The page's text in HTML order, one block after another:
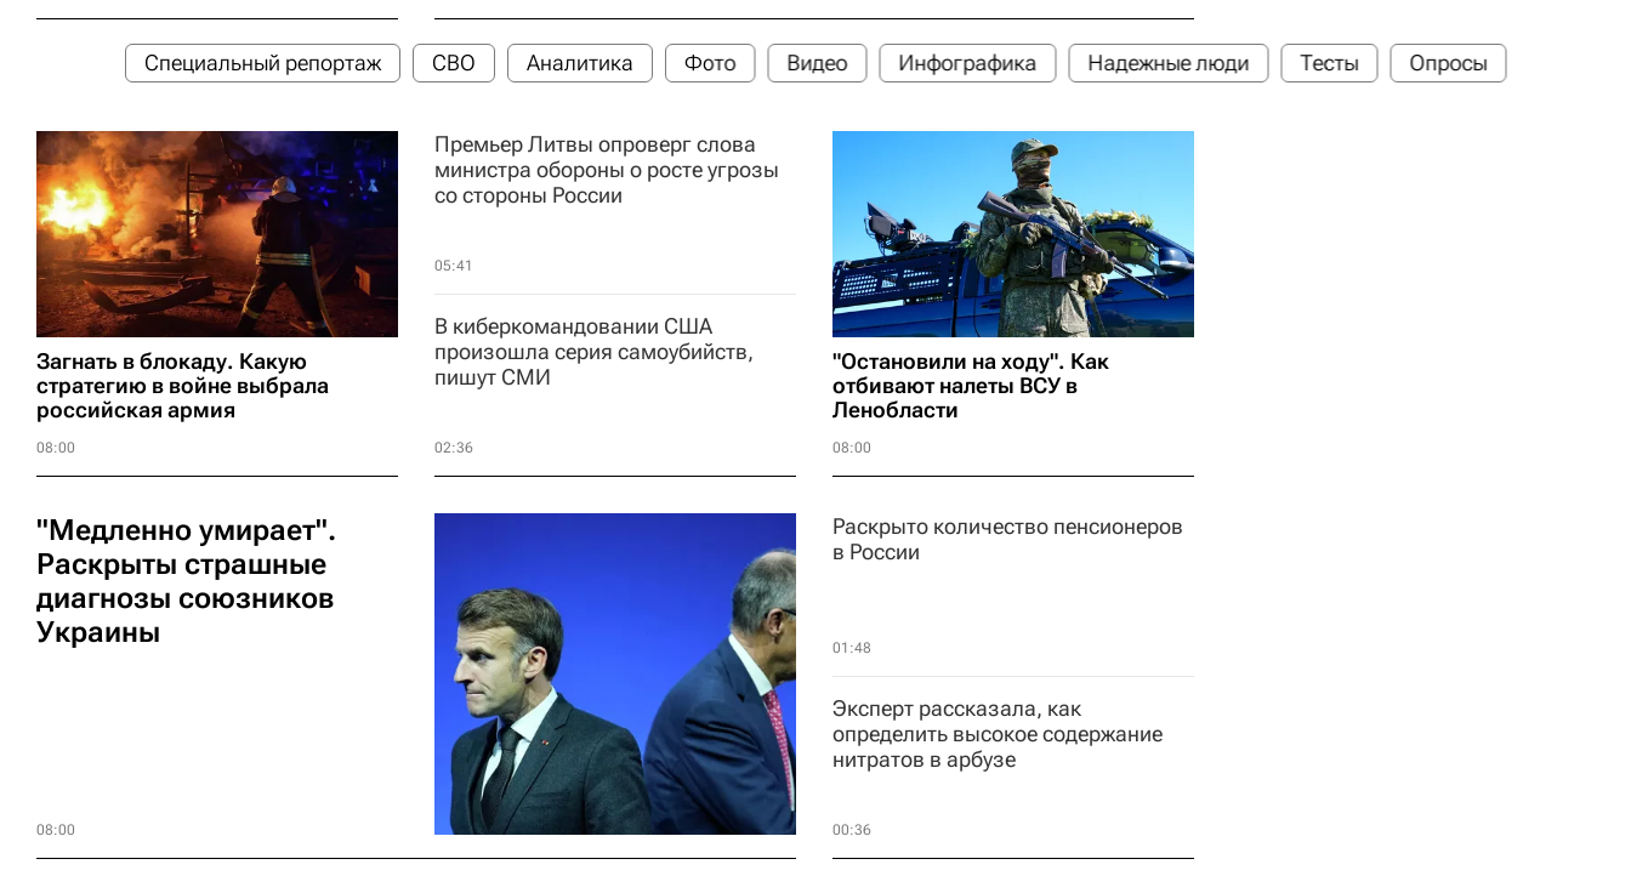
Специальный репортаж СВО Аналитика Фото Видео Инфографика Надежные люди Тесты Опросы
Загнать в блокаду. Какую
стратегию в войне выбрала
российская армия
08:00
Премьер Литвы опроверг слова
министра обороны о росте угрозы
со стороны России
05:41
В киберкомандовании США
произошла серия самоубийств,
пишут СМИ
02:36
"Остановили на ходу". Как
отбивают налеты ВСУ в
Ленобласти
08:00
"Медленно умирает".
Раскрыты страшные
диагнозы союзников
Украины
08:00
Раскрыто количество пенсионеров
в России
01:48
Эксперт рассказала, как
определить высокое содержание
нитратов в арбузе
00:36